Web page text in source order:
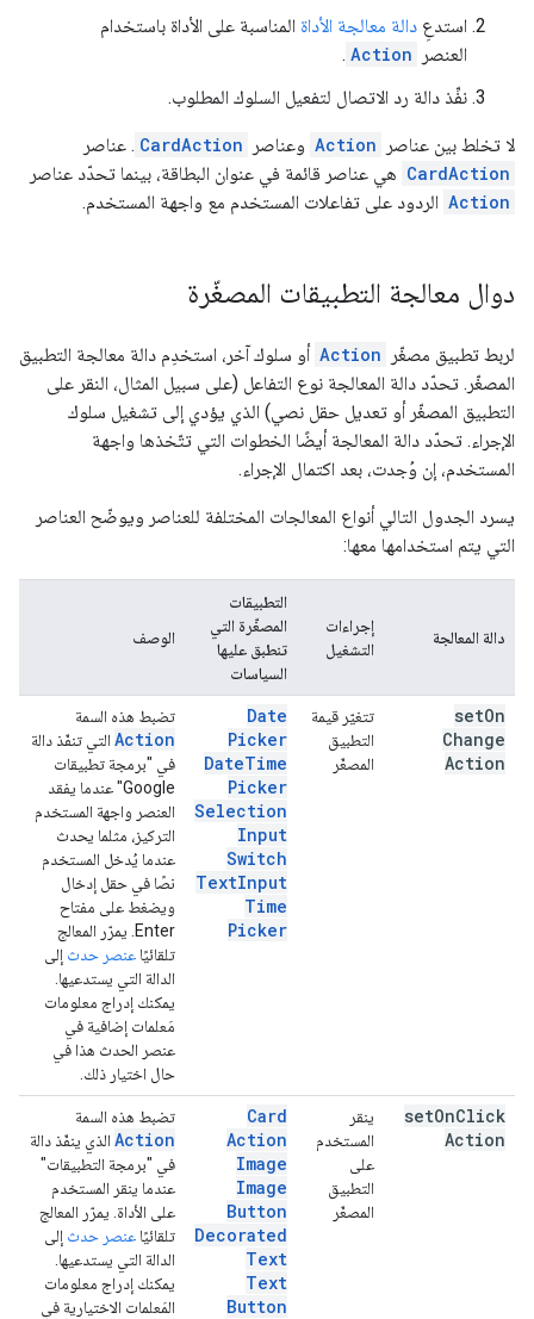
استدعِ دالة معالجة الأداة المناسبة على الأداة باستخدام
العنصر
Action
.
نفِّذ دالة رد الاتصال لتفعيل السلوك المطلوب.
لا تخلط بين عناصر Action وعناصر CardAction . عناصر
CardAction هي عناصر قائمة في عنوان البطاقة، بينما تحدّد عناصر
Action الردود على تفاعلات المستخدم مع واجهة المستخدم.
دوال معالجة التطبيقات المصغّرة
لربط تطبيق مصغّر Action أو سلوك آخر، استخدِم دالة معالجة التطبيق
المصغّر. تحدّد دالة المعالجة نوع التفاعل (على سبيل المثال، النقر على
التطبيق المصغّر أو تعديل حقل نصي) الذي يؤدي إلى تشغيل سلوك
الإجراء. تحدّد دالة المعالجة أيضًا الخطوات التي تتّخذها واجهة
المستخدم، إن وُجدت، بعد اكتمال الإجراء.
يسرد الجدول التالي أنواع المعالجات المختلفة للعناصر ويوضّح العناصر
التي يتم استخدامها معها:
دالة المعالجة
إجراءات
التشغيل
التطبيقات
المصغّرة التي
تنطبق عليها
السياسات
الوصف
setOn
Change
Action
تتغيّر قيمة
التطبيق
المصغّر
Date
Picker
DateTime
Picker
Selection
Input
Switch
TextInput
Time
Picker
تضبط هذه السمة
Action التي تنفّذ دالة
في "برمجة تطبيقات
Google" عندما يفقد
العنصر واجهة المستخدم
التركيز، مثلما يحدث
عندما يُدخل المستخدم
نصًا في حقل إدخال
ويضغط على مفتاح
Enter. يمرّر المعالج
تلقائيًا عنصر حدث إلى
الدالة التي يستدعيها.
يمكنك إدراج معلومات
مَعلمات إضافية في
عنصر الحدث هذا في
حال اختيار ذلك.
setOnClick
Action
ينقر
المستخدم
على
التطبيق
المصغّر
Card
Action
Image
Image
Button
Decorated
Text
Text
Button
تضبط هذه السمة
Action الذي ينفّذ دالة
في "برمجة التطبيقات"
عندما ينقر المستخدم
على الأداة. يمرّر المعالج
تلقائيًا عنصر حدث إلى
الدالة التي يستدعيها.
يمكنك إدراج معلومات
المَعلمات الاختيارية في